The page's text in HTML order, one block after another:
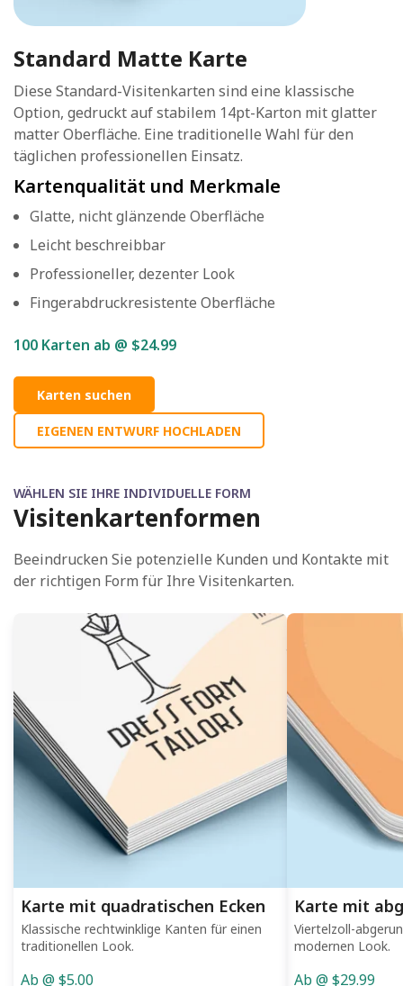
Standard Matte Karte
Diese Standard-Visitenkarten sind eine klassische
Option, gedruckt auf stabilem 14pt-Karton mit glatter
matter Oberfläche. Eine traditionelle Wahl für den
täglichen professionellen Einsatz.
Kartenqualität und Merkmale
Glatte, nicht glänzende Oberfläche
Leicht beschreibbar
Professioneller, dezenter Look
Fingerabdruckresistente Oberfläche
100 Karten ab @ $24.99
Karten suchen
EIGENEN ENTWURF HOCHLADEN
WÄHLEN SIE IHRE INDIVIDUELLE FORM
Visitenkartenformen
Beeindrucken Sie potenzielle Kunden und Kontakte mit
der richtigen Form für Ihre Visitenkarten.
Karte mit quadratischen Ecken
Klassische rechtwinklige Kanten für einen
traditionellen Look.
Ab @ $5.00
Karte mit
Viertelzoll-
modernen Look.
Ab @ $29.99